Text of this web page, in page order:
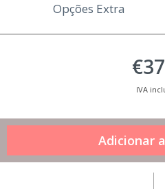
Opções Extra
IVA